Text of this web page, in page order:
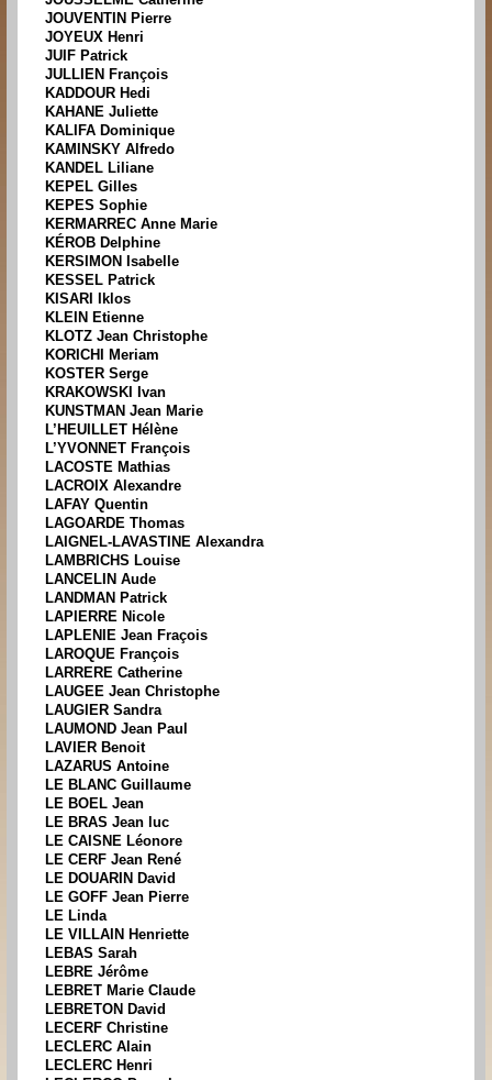
JOUVENTIN Pierre
JOYEUX Henri
JUIF Patrick
JULLIEN François
KADDOUR Hedi
KAHANE Juliette
KALIFA Dominique
KAMINSKY Alfredo
KANDEL Liliane
KEPEL Gilles
KEPES Sophie
KERMARREC Anne Marie
KÉROB Delphine
KERSIMON Isabelle
KESSEL Patrick
KISARI Iklos
KLEIN Etienne
KLOTZ Jean Christophe
KORICHI Meriam
KOSTER Serge
KRAKOWSKI Ivan
KUNSTMAN Jean Marie
L’HEUILLET Hélène
L’YVONNET François
LACOSTE Mathias
LACROIX Alexandre
LAFAY Quentin
LAGOARDE Thomas
LAIGNEL-LAVASTINE Alexandra
LAMBRICHS Louise
LANCELIN Aude
LANDMAN Patrick
LAPIERRE Nicole
LAPLENIE Jean Fraçois
LAROQUE François
LARRERE Catherine
LAUGEE Jean Christophe
LAUGIER Sandra
LAUMOND Jean Paul
LAVIER Benoit
LAZARUS Antoine
LE BLANC Guillaume
LE BOEL Jean
LE BRAS Jean luc
LE CAISNE Léonore
LE CERF Jean René
LE DOUARIN David
LE GOFF Jean Pierre
LE Linda
LE VILLAIN Henriette
LEBAS Sarah
LEBRE Jérôme
LEBRET Marie Claude
LEBRETON David
LECERF Christine
LECLERC Alain
LECLERC Henri